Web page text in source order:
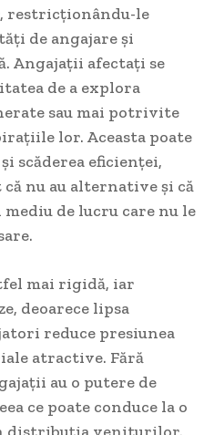
restricționându-le
de angajare și
Angajații afectați se
de a explora
sau mai potrivite
lor. Aceasta poate
scăderea eficienței,
nu au alternative și că
de lucru care nu le
mai rigidă, iar
deoarece lipsa
reduce presiunea
atractive. Fără
au o putere de
ce poate conduce la o